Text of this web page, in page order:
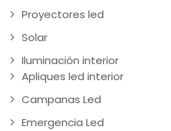
Proyectores led
Solar
Iluminación interior
Apliques led interior
Campanas Led
Emergencia Led